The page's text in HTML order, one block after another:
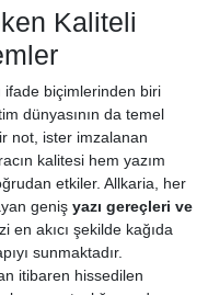
Kaliteli
ifade biçimlerinden biri
dünyasının da temel
not, ister imzalanan
kalitesi hem yazım
etkiler. Allkaria, her
geniş yazı gereçleri ve
akıcı şekilde kağıda
sunmaktadır.
itibaren hissedilen